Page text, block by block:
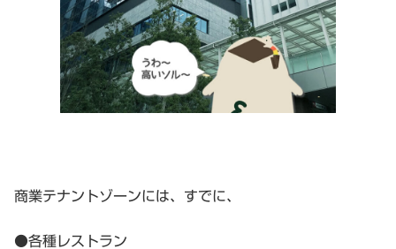
商業テナントゾーンには、すでに、
●各種レストラン